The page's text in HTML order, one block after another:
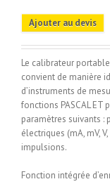
Ajouter au devis
Le calibrateur
convient de manière
d’instruments de
fonctions PASCAL
paramètres suivants :
électriques (mA, mV,
impulsions.
Fonction intégrée